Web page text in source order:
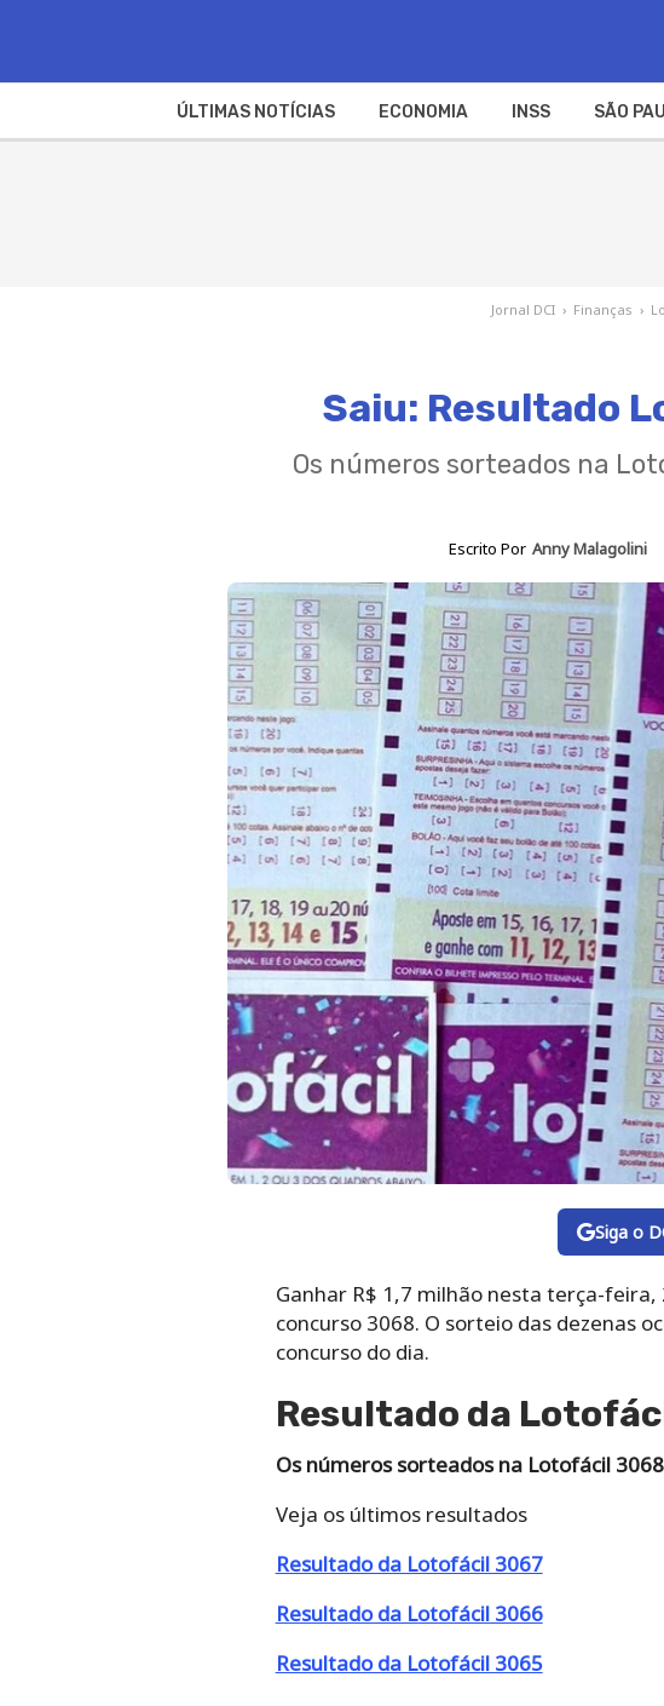
ÚLTIMAS NOTÍCIAS ECONOMIA INSS SÃO
Jornal DCI › Finanças ›
Saiu: Resultado
Os números sorteados na
Escrito Por Anny Malagolini
Siga o
Ganhar R$ 1,7 milhão nesta terça-
concurso 3068. O sorteio das dezenas
concurso do dia.
Resultado da
Os números sorteados na Lotofácil
Veja os últimos resultados
Resultado da Lotofácil 3067
Resultado da Lotofácil 3066
Resultado da Lotofácil 3065